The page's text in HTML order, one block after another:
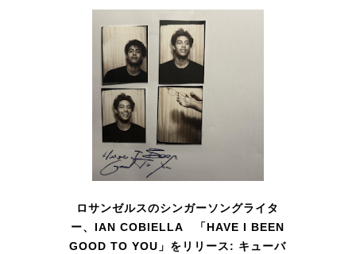
ロサンゼルスのシンガーソングライタ
ー、IAN COBIELLA 「HAVE I BEEN
GOOD TO YOU」をリリース: キューバ